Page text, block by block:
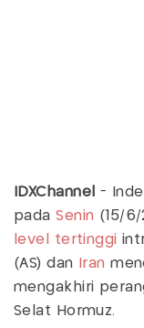
IDXChannel -
padaSenin (15/
level tertinggi
(AS) dan
Iran
mengakhiri
Selat Hormuz.